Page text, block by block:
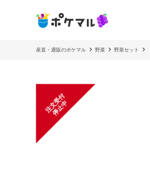
産直・通販のポケマル 野菜 野菜セット
注
文
受
付
停
止
中